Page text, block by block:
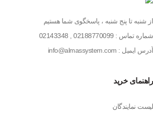
از شنبه تا پنج شنبه ، پاسخگوی شما هستیم
شماره تماس : 02188770099
02143348
آدرس ایمیل : info@almassystem.com
راهنمای خرید
لیست نمایندگان